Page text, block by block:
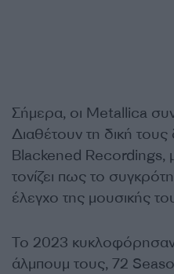
Σήμερα, οι Metallica
Διαθέτουν τη δική τους
Blackened Recordings,
τονίζει πως το
έλεγχο της μουσικής
Το 2023 κυκλοφόρησαν
άλμπουμ τους, 72